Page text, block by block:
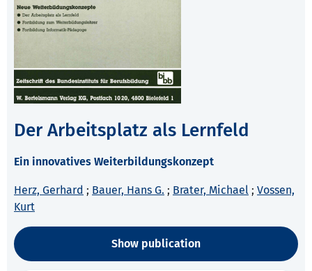
Der Arbeitsplatz als Lernfeld
Ein innovatives Weiterbildungskonzept
Herz, Gerhard ; Bauer, Hans G. ; Brater, Michael ; Vossen,
Kurt
Show publication